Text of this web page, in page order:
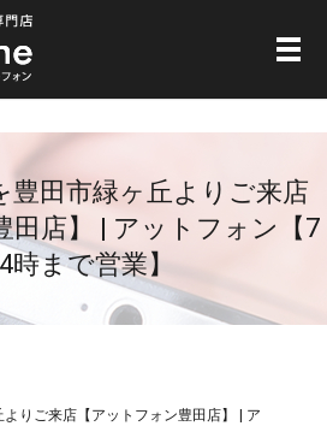
メ
豊田市緑ヶ丘よりご来店
田店】 | アットフォン【7
時まで営業】
りご来店【アットフォン豊田店】 | ア